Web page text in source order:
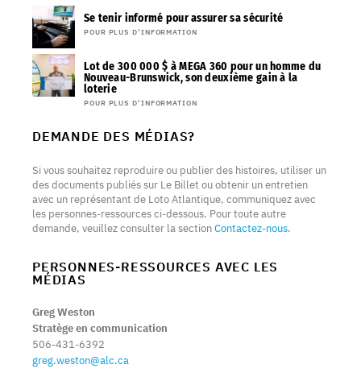
Se tenir informé pour assurer sa sécurité
POUR PLUS D’INFORMATION
Lot de 300 000 $ à MEGA 360 pour un homme du
Nouveau-Brunswick, son deuxième gain à la
loterie
POUR PLUS D’INFORMATION
DEMANDE DES MÉDIAS?
Si vous souhaitez reproduire ou publier des histoires, utiliser un
des documents publiés sur Le Billet ou obtenir un entretien
avec un représentant de Loto Atlantique, communiquez avec
les personnes-ressources ci-dessous. Pour toute autre
demande, veuillez consulter la sectionContactez-nous.
PERSONNES-RESSOURCES AVEC LES
MÉDIAS
Greg Weston
Stratège en communication
506-431-6392
greg.weston@alc.ca